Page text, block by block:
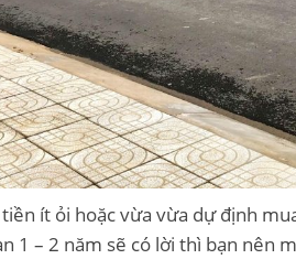
ít ỏi hoặc vừa vừa dự định
1 – 2 năm sẽ có lời thì bạn nên